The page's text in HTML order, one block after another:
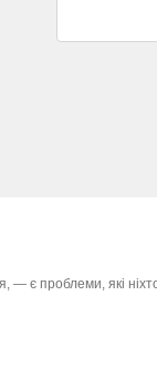
є проблеми, які